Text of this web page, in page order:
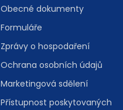
Obecné dokumenty
Formuláře
Zprávy o hospodaření
Ochrana osobních údajů
Marketingová sdělení
Přístupnost poskytovaných